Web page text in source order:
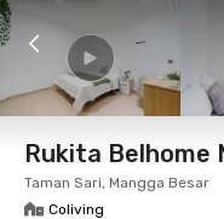
10 Agt 26 -
Foto Fasilitas
Rukita Belhome
Taman Sari, Mangga Besar
Coliving